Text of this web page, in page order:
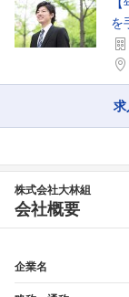
を
求
株式会社大林組
会社概要
企業名